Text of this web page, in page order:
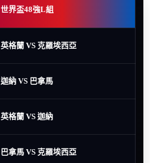
世界盃48強L組
英格蘭 VS 克羅埃西亞
迦納 VS 巴拿馬
英格蘭 VS 迦納
巴拿馬 VS 克羅埃西亞